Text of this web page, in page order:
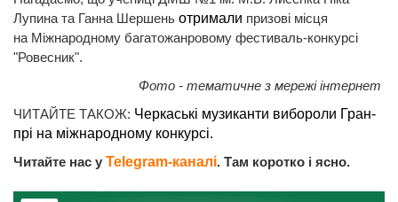
Лупина та Ганна Шершень отримали призові місця
на Міжнародному багатожанровому фестиваль-конкурсі
"Ровесник".
Фото - тематичне з мережі інтернет
ЧИТАЙТЕ ТАКОЖ: Черкаські музиканти вибороли Гран-
прі на міжнародному конкурсі.
Читайте нас у Telegram-каналі. Там коротко і ясно.